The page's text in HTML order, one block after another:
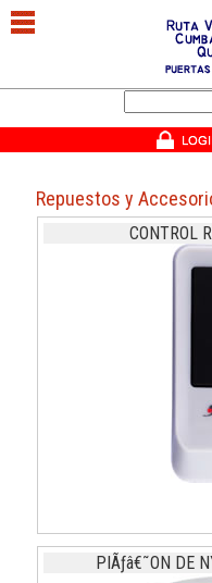
Repuestos y
CONTROL
PIÃƒâ€˜ON DE